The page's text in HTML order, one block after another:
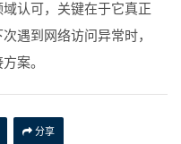
认可，关键在于它真正
遇到网络访问异常时，
案。
分享